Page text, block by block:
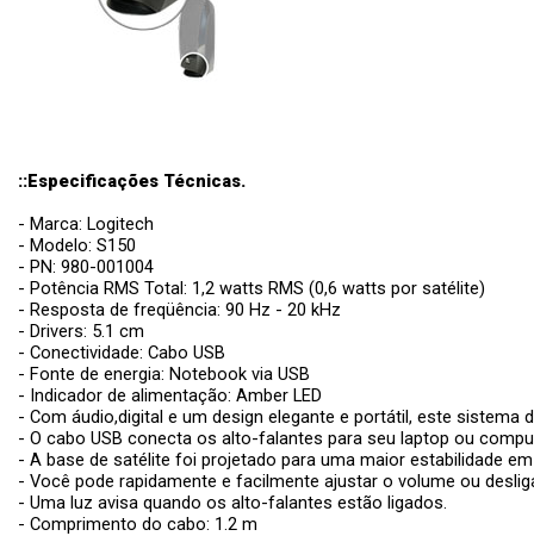
::Especificações Técnicas.
- Marca: Logitech
- Modelo: S150
- PN: 980-001004
- Potência RMS Total: 1,2 watts RMS (0,6 watts por satélite)
- Resposta de freqüência: 90 Hz - 20 kHz
- Drivers: 5.1 cm
- Conectividade: Cabo USB
- Fonte de energia: Notebook via USB
- Indicador de alimentação: Amber LED
- Com áudio,digital e um design elegante e portátil, este
- O cabo USB conecta os alto-falantes para seu laptop ou
- A base de satélite foi projetado para uma maior estabilidade
- Você pode rapidamente e facilmente ajustar o volume ou
- Uma luz avisa quando os alto-falantes estão ligados.
- Comprimento do cabo: 1.2 m